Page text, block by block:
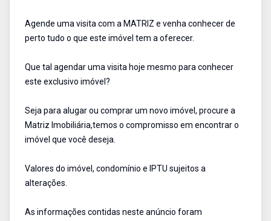
Agende uma visita com a MATRIZ e venha conhecer de
perto tudo o que este imóvel tem a oferecer.
Que tal agendar uma visita hoje mesmo para conhecer
este exclusivo imóvel?
Seja para alugar ou comprar um novo imóvel, procure a
Matriz Imobiliária,temos o compromisso em encontrar o
imóvel que você deseja.
Valores do imóvel, condomínio e IPTU sujeitos a
alterações.
As informações contidas neste anúncio foram